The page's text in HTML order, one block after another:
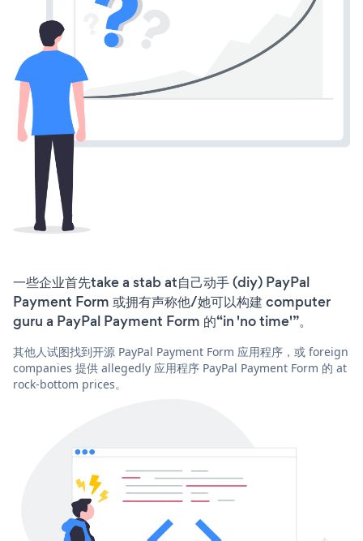
一些企业首先take a stab at自己动手 (diy) PayPal
Payment Form 或拥有声称他/她可以构建 computer
guru a PayPal Payment Form 的“in 'no time'”。
其他人试图找到开源 PayPal Payment Form 应用程序，或 foreign
companies 提供 allegedly 应用程序 PayPal Payment Form 的 at
rock-bottom prices。